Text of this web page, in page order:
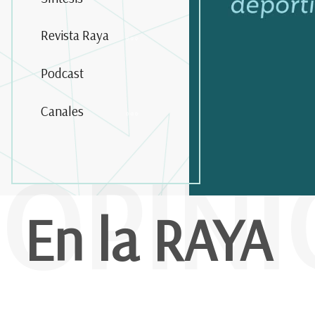
Revista Raya
Podcast
Canales
En la RAYA